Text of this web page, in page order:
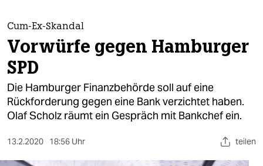
themen
politik
öko
gesellschaft
sport
Cum-Ex-Skandal
Vorwürfe gegen Hamburger
SPD
Die Hamburger Finanzbehörde soll auf eine
Rückforderung gegen eine Bank verzichtet haben.
Olaf Scholz räumt ein Gespräch mit Bankchef ein.
13.2.2020 18:56 Uhr teilen